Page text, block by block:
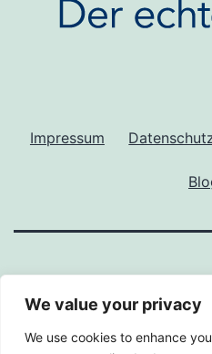
We value your privacy
We use cookies to enhance
Impressum